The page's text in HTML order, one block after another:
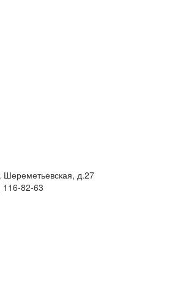
Шереметьевская, д.27
116-82-63